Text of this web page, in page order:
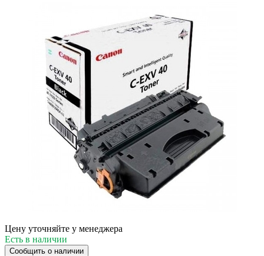
Цену уточняйте у менеджера
Есть в наличии
Сообщить о наличии